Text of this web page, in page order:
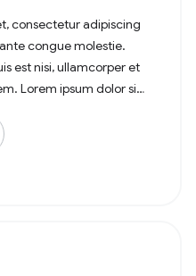
consectetur adipiscing
congue molestie.
est nisi, ullamcorper et
Lorem ipsum dolor sit
elit. In at